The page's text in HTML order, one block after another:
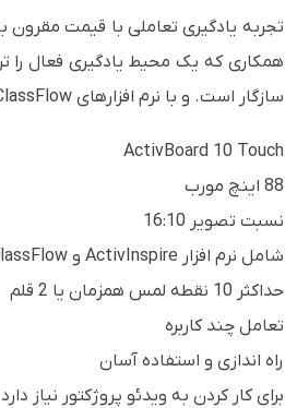
سازگار است. و با نرم افزارهای ClassFlow و ActivInspire سازگار است.
ActivBoard 10 Touch
88 اینچ مورب
نسبت تصویر 16:10
شامل نرم افزار ActivInspire و ClassFlow می باشد
حداکثر 10 نقطه لمس همزمان یا 2 قلم
تعامل چند کاربره
راه اندازی و استفاده آسان
برای کار کردن به ویدئو پروژکتور نیاز دارد